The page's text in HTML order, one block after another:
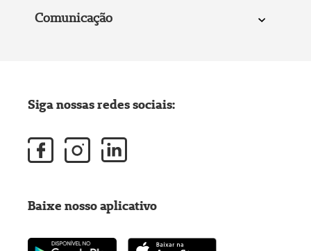
Comunicação
Siga nossas redes sociais:
Baixe nosso aplicativo